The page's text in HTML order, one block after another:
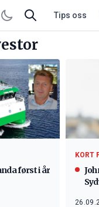
Tips oss
først i år
KORT